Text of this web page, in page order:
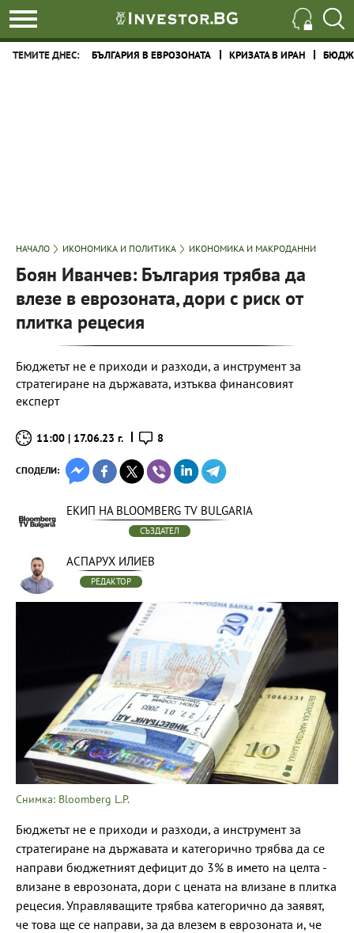
ТЕМИТЕ ДНЕС: БЪЛГАРИЯ В ЕВРОЗОНАТА КРИЗАТА В ИРАН
НАЧАЛО ИКОНОМИКА И ПОЛИТИКА ИКОНОМИКА И МАКРОДАННИ
Боян Иванчев: България трябва да
влезе в еврозоната, дори с риск от
плитка рецесия
Бюджетът не е приходи и разходи, а инструмент за
стратегиране на държавата, изтъква финансовият
експерт
11:00 | 17.06.23 г. 8
СПОДЕЛИ:
ЕКИП НА BLOOMBERG TV BULGARIA
СЪЗДАТЕЛ
АСПАРУХ ИЛИЕВ
РЕДАКТОР
Снимка: Bloomberg L.P.
Бюджетът не е приходи и разходи, а инструмент за
стратегиране на държавата и категорично трябва да се
направи бюджетният дефицит до 3% в името на целта -
влизане в еврозоната, дори с цената на влизане в плитка
рецесия. Управляващите трябва категорично да заявят,
че това ще се направи, за да влезем в еврозоната и, че